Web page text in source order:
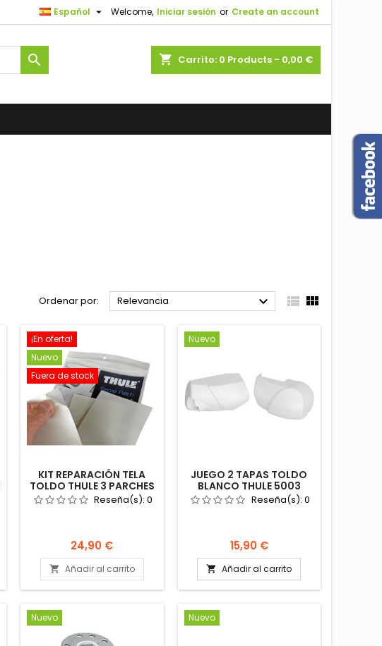
Welcome, Iniciar sesión or Create an account
Español 
shopping_cart Carrito: 0 Products - 0,00 €

Ordenar por: Relevancia   
¡En oferta!
Nuevo
Fuera de stock
KIT REPARACIÓN TELA
TOLDO THULE 3 PARCHES
306486 CAMPER
AUTOCARAVANA
Reseña(s):0
Precio
24,90 €
 Añadir al carrito
Nuevo
JUEGO 2 TAPAS TOLDO
BLANCO THULE 5003
TOPE 1500601589
AUTOCARAVANA CAMPER
Reseña(s): 0
Precio
15,90 €
 Añadir al carrito
Nuevo Nuevo